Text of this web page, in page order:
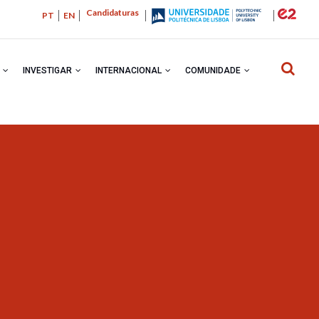
Candidaturas
PT EN
INVESTIGAR INTERNACIONAL COMUNIDADE